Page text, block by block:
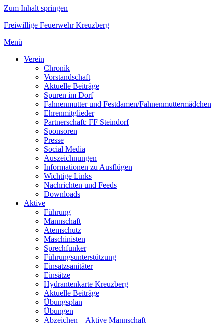
Zum Inhalt springen
Freiwillige Feuerwehr Kreuzberg
Menü
Verein
Chronik
Vorstandschaft
Aktuelle Beiträge
Spuren im Dorf
Fahnenmutter und Festdamen/Fahnenmuttermädchen
Ehrenmitglieder
Partnerschaft: FF Steindorf
Sponsoren
Presse
Social Media
Auszeichnungen
Informationen zu Ausflügen
Wichtige Links
Nachrichten und Feeds
Downloads
Aktive
Führung
Mannschaft
Atemschutz
Maschinisten
Sprechfunker
Führungsunterstützung
Einsatzsanitäter
Einsätze
Hydrantenkarte Kreuzberg
Aktuelle Beiträge
Übungsplan
Übungen
Abzeichen – Aktive Mannschaft